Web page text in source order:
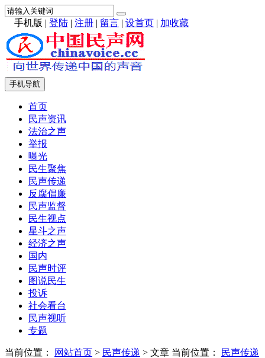
手机版 | 登陆 | 注册 | 留言 | 设首页 | 加收藏
手机导航
首页
民声资讯
法治之声
举报
曝光
民生聚焦
民声传递
反腐倡廉
民声监督
民生视点
星斗之声
经济之声
国内
民声时评
图说民生
投诉
社会看台
民声视听
专题
当前位置： 网站首页 > 民声传递 > 文章 当前位置：
民声传递